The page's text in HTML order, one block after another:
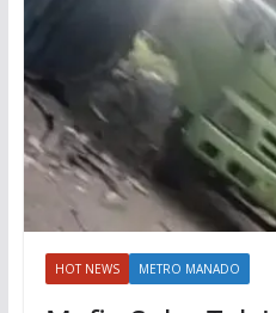
HOT NEWS METRO MANADO